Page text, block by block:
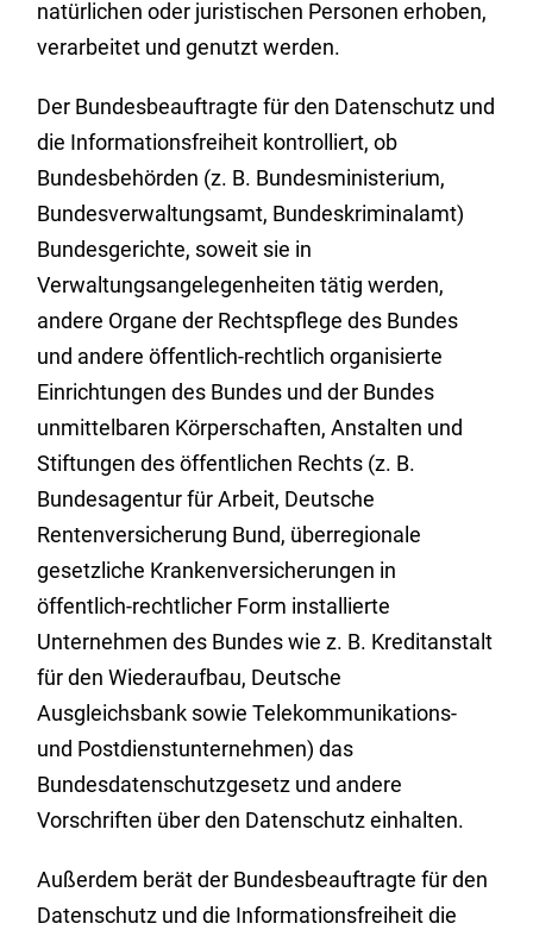
natürlichen oder juristischen Personen erhoben,
verarbeitet und genutzt werden.
Der Bundesbeauftragte für den Datenschutz und
die Informationsfreiheit kontrolliert, ob
Bundesbehörden (z. B. Bundesministerium,
Bundesverwaltungsamt, Bundeskriminalamt)
Bundesgerichte, soweit sie in
Verwaltungsangelegenheiten tätig werden,
andere Organe der Rechtspflege des Bundes
und andere öffentlich-rechtlich organisierte
Einrichtungen des Bundes und der Bundes
unmittelbaren Körperschaften, Anstalten und
Stiftungen des öffentlichen Rechts (z. B.
Bundesagentur für Arbeit, Deutsche
Rentenversicherung Bund, überregionale
gesetzliche Krankenversicherungen in
öffentlich-rechtlicher Form installierte
Unternehmen des Bundes wie z. B. Kreditanstalt
für den Wiederaufbau, Deutsche
Ausgleichsbank sowie Telekommunikations-
und Postdienstunternehmen) das
Bundesdatenschutzgesetz und andere
Vorschriften über den Datenschutz einhalten.
Außerdem berät der Bundesbeauftragte für den
Datenschutz und die Informationsfreiheit die